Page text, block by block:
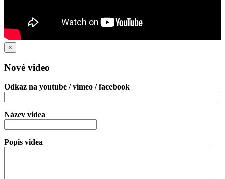
×
Nové video
Odkaz na youtube / vimeo / facebook
Název videa
Popis videa